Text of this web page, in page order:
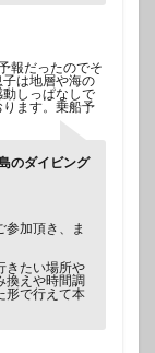
報だったのでそ
は地層や海の
しっぱなしで
ます。乗船予
のダイビング
参加頂き、ま
きたい場所や
換えや時間調
形で行えて本